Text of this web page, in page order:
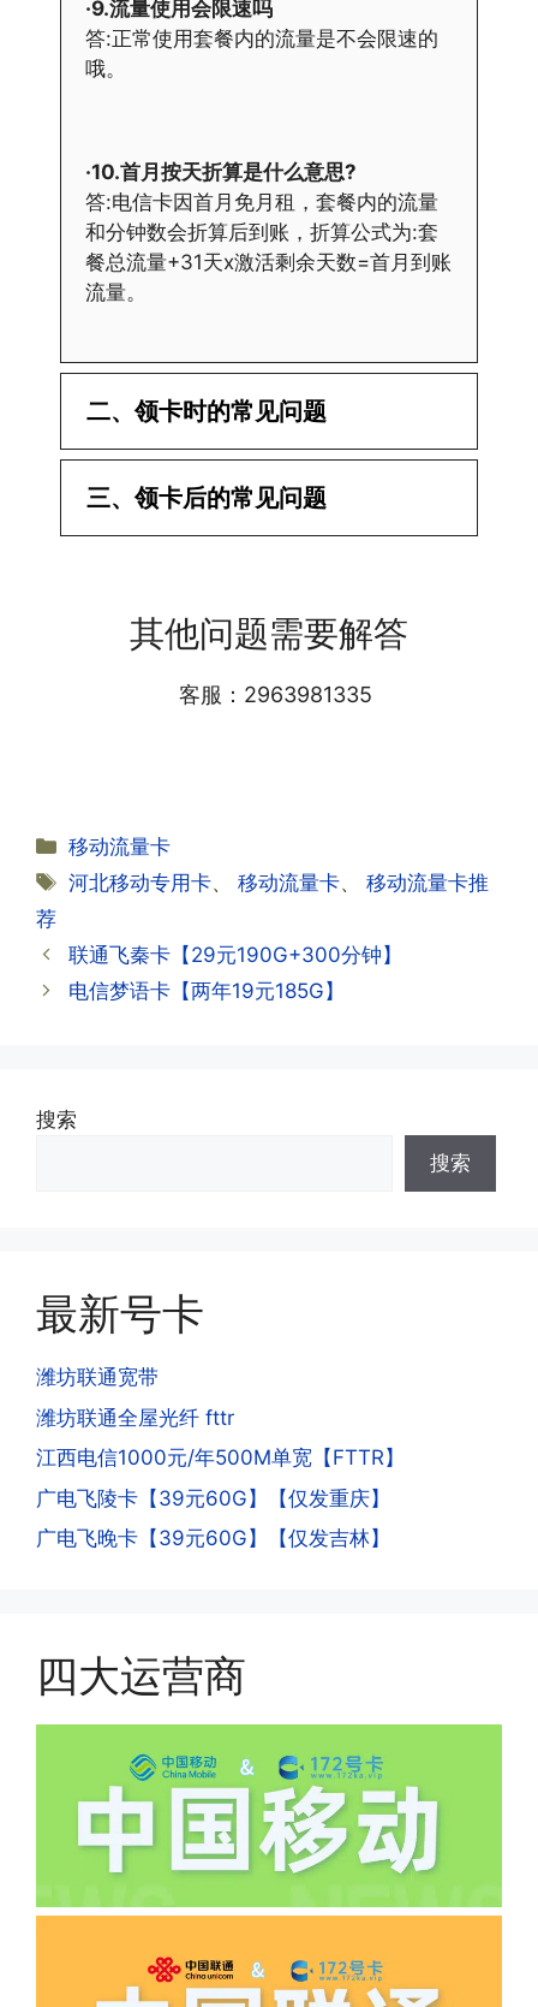
·9.流量使用会限速吗
答:正常使用套餐内的流量是不会限速的
哦。
·10.首月按天折算是什么意思?
答:电信卡因首月免月租，套餐内的流量
和分钟数会折算后到账，折算公式为:套
餐总流量+31天x激活剩余天数=首月到账
流量。
二、领卡时的常见问题
·1.已经操作激活了怎么没有网?还不能使
用呢?
详细套餐，这就说明已激活成功!耗时一
早上才可以进行人工审核;快递激活的基
·2.激活成功了，我怎么查套餐呢?
答:下载对应运营商的官方手机营业厅
查询到流量和话费是否正常到账;如果未
到，耐心等待48小时后，再刷新app即
答:这是属于正常现象，属于刚激活到账
是因为激活当月的流量会按照您激活剩余
的天数折算到账，次月就会全额到账，留
超出额外扣费哦。
·4.实际扣费月租
答:
(1)首月扣费:电信是首月免费，联通是按
(2)如下几种情况是不返费的:返费前停
机、关机、注销、违章单停、未再专属渠
道首充的情况下都是不能正常返费的并且
逾期不可补返费。
·5.我的返费为什么还没有到?
加活动充值，其次是否状态是否一直保持
如以上都正常就联系平台客服单独查询。
三、领卡后的常见问题
小哥处参加活动充值，后续充值就是任意
业厅都可以;
信大部分都没有合约期，每一个卡的产品
资料都有详细的注销流程和注意事项;
·3.注销后，会不会影响我的信誉?
·4.为什么手机卡刚激活60天内不能换手
去骗人。他必须注册很多APP才可以去骗
人。他们是用专业设备插手机卡打的，所
以会经常换卡槽换设备。所以基于这些特
点，运营商系统会识别到，如果你有类似
的异常使用行为，就会让你二次认证。二
次认证是为了证明你本人在使用这张卡。
一般二次认证的流程是本人使用这张卡的
流量，通过运营商链接刷人脸，拍身份证
件，来证明是本人在使用。具体可以网上
其他问题需要解答
客服：2963981335
分
类
移动流量卡
标
河北移动专用卡、移动流量卡、移动流量卡推
荐
联通飞秦卡【29元190G+300分钟】
电信梦语卡【两年19元185G】
搜索
搜索
最新号卡
潍坊联通宽带
潍坊联通全屋光纤 fttr
江西电信1000元/年500M单宽【FTTR】
广电飞陵卡【39元60G】【仅发重庆】
广电飞晚卡【39元60G】【仅发吉林】
四大运营商